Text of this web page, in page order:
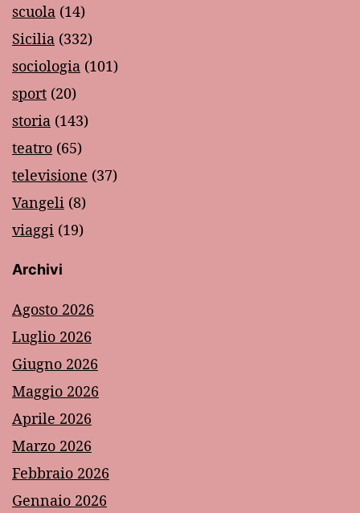
scuola (14)
Sicilia (332)
sociologia (101)
sport (20)
storia (143)
teatro (65)
televisione (37)
Vangeli (8)
viaggi (19)
Archivi
Agosto 2026
Luglio 2026
Giugno 2026
Maggio 2026
Aprile 2026
Marzo 2026
Febbraio 2026
Gennaio 2026